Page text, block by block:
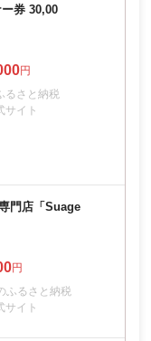
券 30,00
るさと納税
サイト
門店「Suage
ふるさと納税
サイト